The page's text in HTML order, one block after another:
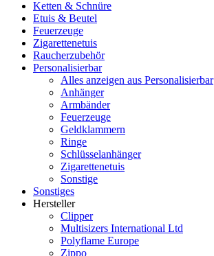
Ketten & Schnüre
Etuis & Beutel
Feuerzeuge
Zigarettenetuis
Raucherzubehör
Personalisierbar
Alles anzeigen aus Personalisierbar
Anhänger
Armbänder
Feuerzeuge
Geldklammern
Ringe
Schlüsselanhänger
Zigarettenetuis
Sonstige
Sonstiges
Hersteller
Clipper
Multisizers International Ltd
Polyflame Europe
Zippo